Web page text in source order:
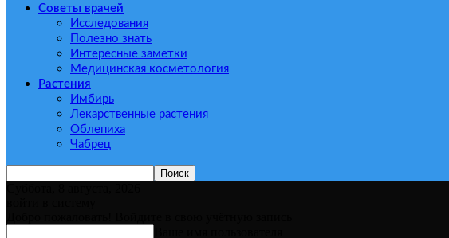
Советы врачей
Исследования
Полезно знать
Интересные заметки
Медицинская косметология
Растения
Имбирь
Лекарственные растения
Облепиха
Чабрец